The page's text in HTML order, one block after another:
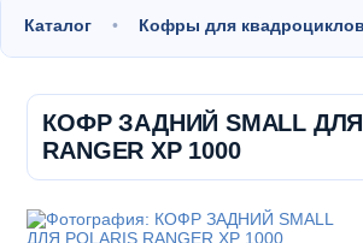
Каталог Кофры для квадроциклов
КОФР ЗАДНИЙ SMALL ДЛЯ
RANGER XP 1000